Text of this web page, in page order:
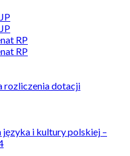
RP
RP
rozliczenia dotacji
języka i kultury polskiej –